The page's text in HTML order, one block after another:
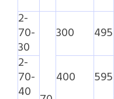
2-
70-
30
300 495
2-
70-
40
400
595